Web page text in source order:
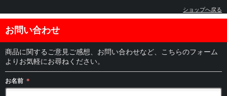
ショップへ戻る
お問い合わせ
商品に関するご意見ご感想、お問い合わせなど、こちらのフォーム
よりお気軽にお尋ねください。
お名前 ＊